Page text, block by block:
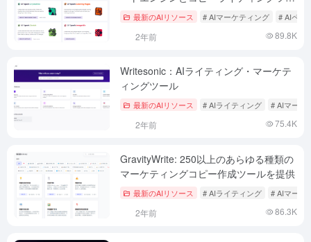
ルセット
最新のAIリソース # AIマーケティング # AIペー
2年前 89.8K
Writesonic：AIライティング・マーケテ
ィングツール
最新のAIリソース # AIライティング # AIマーケ
2年前 75.4K
GravityWrite: 250以上のあらゆる種類の
マーケティングコピー作成ツールを提供
最新のAIリソース # AIライティング # AIマーケ
2年前 86.3K